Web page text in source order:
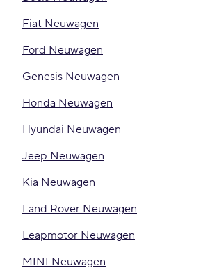
Fiat Neuwagen
Ford Neuwagen
Genesis Neuwagen
Honda Neuwagen
Hyundai Neuwagen
Jeep Neuwagen
Kia Neuwagen
Land Rover Neuwagen
Leapmotor Neuwagen
MINI Neuwagen